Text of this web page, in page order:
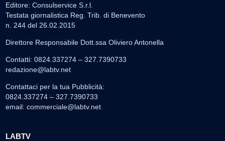
Editore: Consulservice S.r.l.
Testata giornalistica Reg. Trib. di Benevento
n. 244 del 26.02.2015
Direttore Responsabile Dott.ssa Oliviero Antonella
Contatti: 0824.337274 – 327.7390733
redazione@labtv.net
Contattaci per la tua Pubblicità:
0824.337274 – 327.7390733
email: commerciale@labtv.net
LABTV